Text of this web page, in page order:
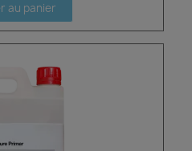
au panier